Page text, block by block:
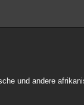
und andere